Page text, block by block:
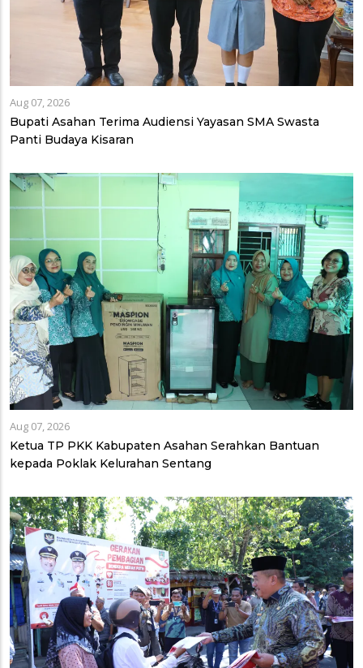
Aug 07, 2026
Bupati Asahan Terima Audiensi Yayasan SMA Swasta
Panti Budaya Kisaran
Aug 07, 2026
Ketua TP PKK Kabupaten Asahan Serahkan Bantuan
kepada Poklak Kelurahan Sentang